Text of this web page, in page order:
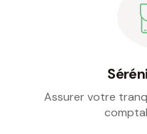
Assurer votre